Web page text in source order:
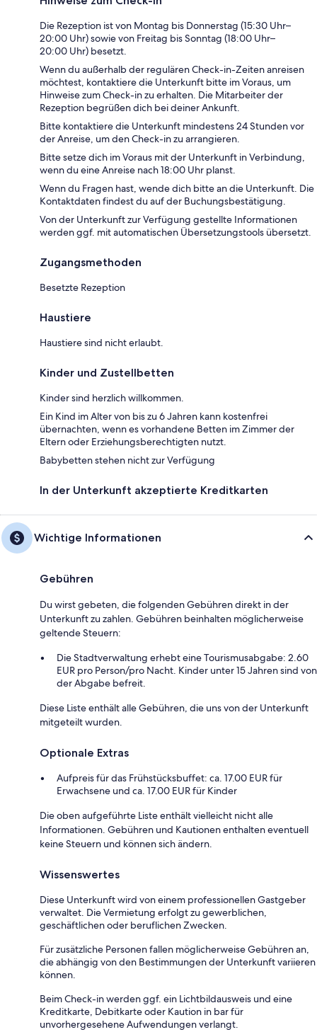
Die Rezeption ist von Montag bis Donnerstag (15:30 Uhr–
20:00 Uhr) sowie von Freitag bis Sonntag (18:00 Uhr–
20:00 Uhr) besetzt.
Wenn du außerhalb der regulären Check-in-Zeiten anreisen
möchtest, kontaktiere die Unterkunft bitte im Voraus, um
Hinweise zum Check-in zu erhalten. Die Mitarbeiter der
Rezeption begrüßen dich bei deiner Ankunft.
Bitte kontaktiere die Unterkunft mindestens 24 Stunden vor
der Anreise, um den Check-in zu arrangieren.
Bitte setze dich im Voraus mit der Unterkunft in Verbindung,
wenn du eine Anreise nach 18:00 Uhr planst.
Wenn du Fragen hast, wende dich bitte an die Unterkunft. Die
Kontaktdaten findest du auf der Buchungsbestätigung.
Von der Unterkunft zur Verfügung gestellte Informationen
werden ggf. mit automatischen Übersetzungstools übersetzt.
Zugangsmethoden
Besetzte Rezeption
Haustiere
Haustiere sind nicht erlaubt.
Kinder und Zustellbetten
Kinder sind herzlich willkommen.
Ein Kind im Alter von bis zu 6 Jahren kann kostenfrei
übernachten, wenn es vorhandene Betten im Zimmer der
Eltern oder Erziehungsberechtigten nutzt.
Babybetten stehen nicht zur Verfügung
In der Unterkunft akzeptierte Kreditkarten
Wichtige Informationen
Gebühren
Du wirst gebeten, die folgenden Gebühren direkt in der
Unterkunft zu zahlen. Gebühren beinhalten möglicherweise
geltende Steuern:
Die Stadtverwaltung erhebt eine Tourismusabgabe: 2.60
EUR pro Person/pro Nacht. Kinder unter 15 Jahren sind von
der Abgabe befreit.
Diese Liste enthält alle Gebühren, die uns von der Unterkunft
mitgeteilt wurden.
Optionale Extras
Aufpreis für das Frühstücksbuffet: ca. 17.00 EUR für
Erwachsene und ca. 17.00 EUR für Kinder
Die oben aufgeführte Liste enthält vielleicht nicht alle
Informationen. Gebühren und Kautionen enthalten eventuell
keine Steuern und können sich ändern.
Wissenswertes
Diese Unterkunft wird von einem professionellen Gastgeber
verwaltet. Die Vermietung erfolgt zu gewerblichen,
geschäftlichen oder beruflichen Zwecken.
Für zusätzliche Personen fallen möglicherweise Gebühren an,
die abhängig von den Bestimmungen der Unterkunft variieren
können.
Beim Check-in werden ggf. ein Lichtbildausweis und eine
Kreditkarte, Debitkarte oder Kaution in bar für
unvorhergesehene Aufwendungen verlangt.